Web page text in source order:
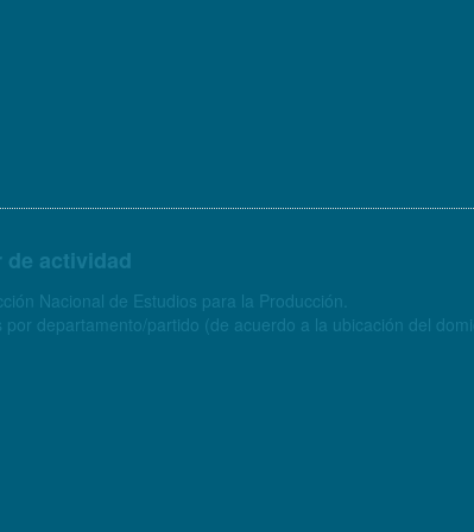
actividad
Nacional de Estudios para la Producción.
departamento/partido (de acuerdo a la ubicación del